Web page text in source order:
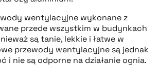
wentylacyjne wykonane z
przede wszystkim w budynkach
są tanie, lekkie i łatwe w
przewody wentylacyjne są jednak
i nie są odporne na działanie ognia.